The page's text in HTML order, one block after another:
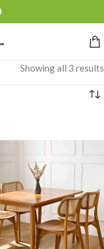
Showing all 3 results